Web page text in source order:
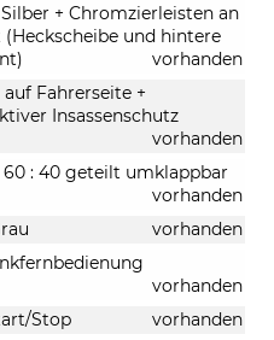
+ Chromzierleisten an
und hintere
vorhanden
Fahrerseite +
Insassenschutz
vorhanden
: 40 geteilt umklappbar
vorhanden
vorhanden
vorhanden
Stop
vorhanden